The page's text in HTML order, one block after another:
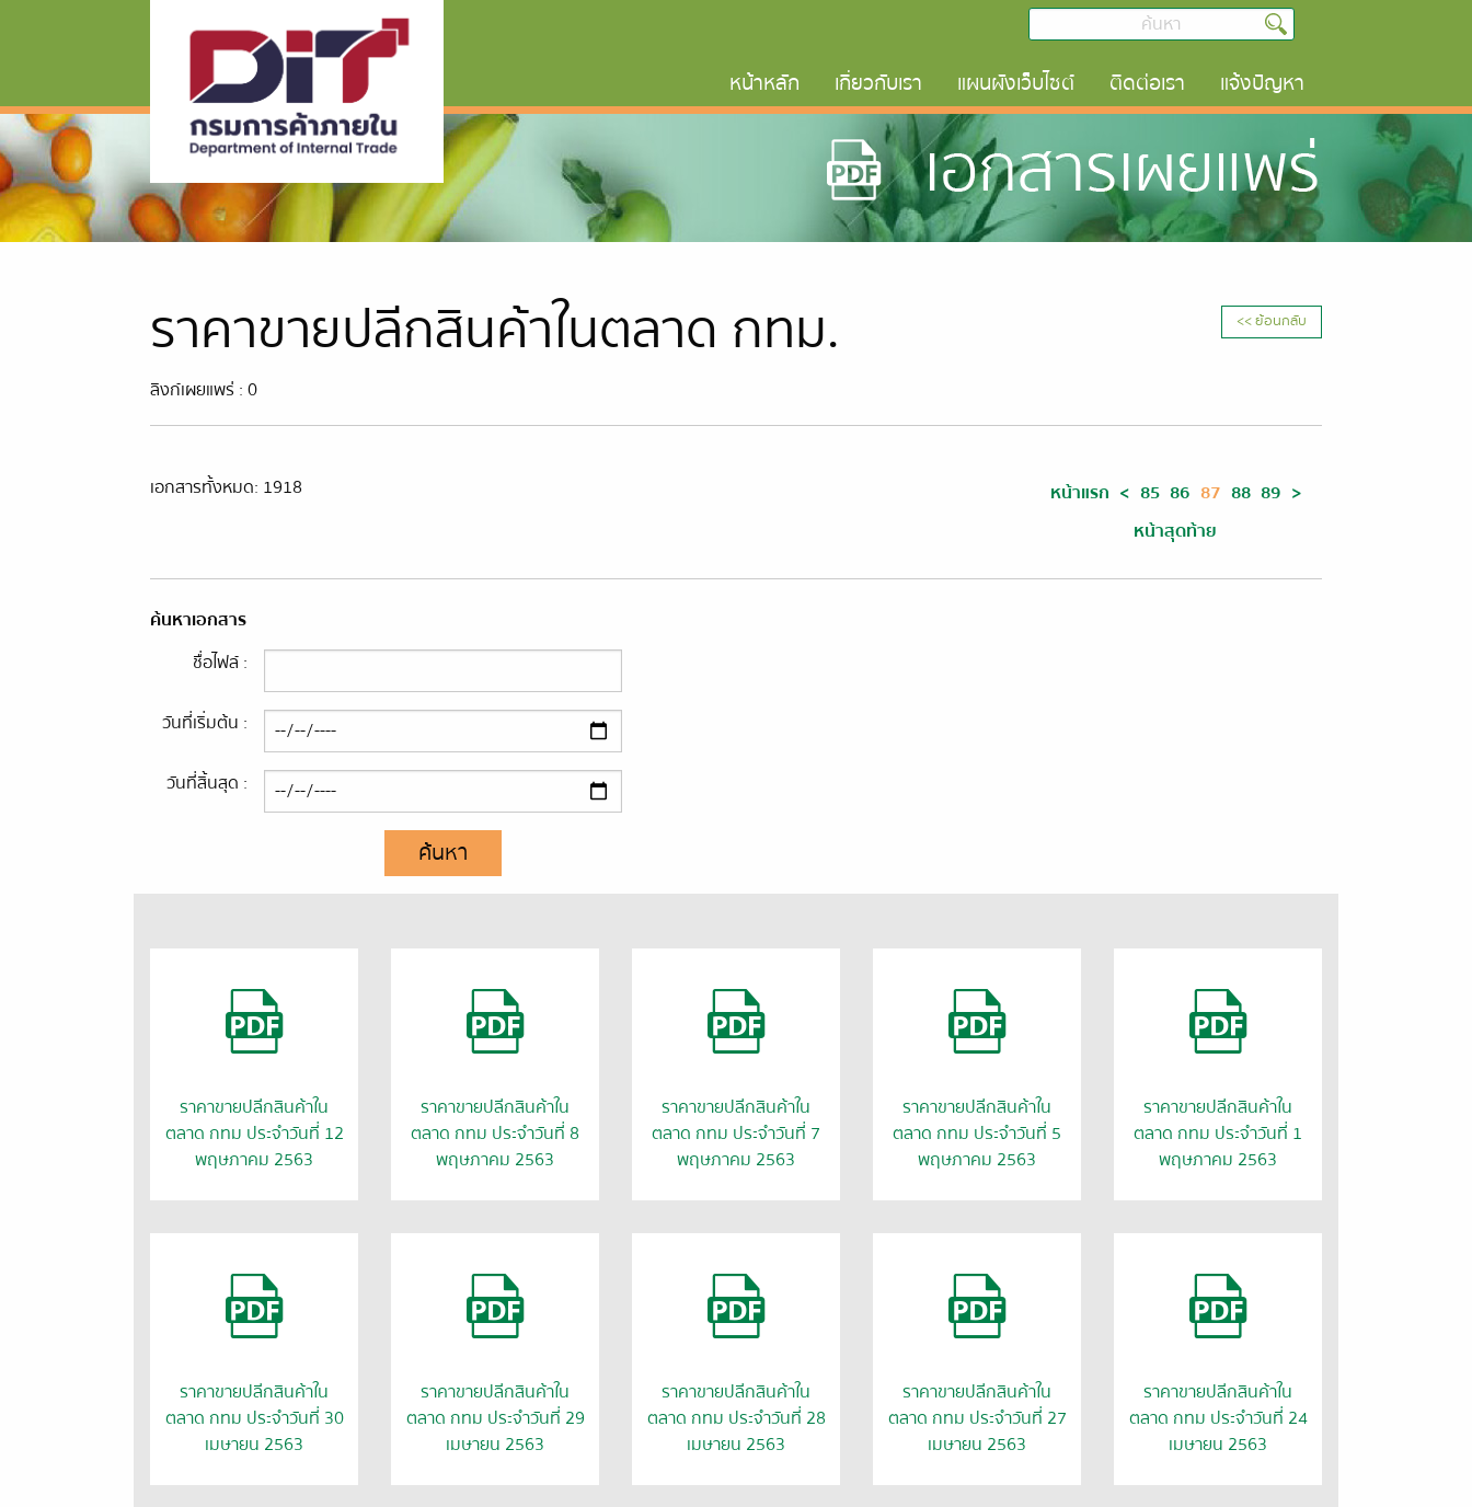
หน้าหลัก เกี่ยวกับเรา แผนผังเว็บไซต์ ติดต่อเรา แจ้งปัญหา
ราคาขายปลีกสินค้าในตลาด กทม. << ย้อนกลับ
ลิงก์เผยแพร่ : 0
เอกสารทั้งหมด: 1918 หน้าแรก < 85 86 87 88 89 >
หน้าสุดท้าย
ค้นหาเอกสาร
ชื่อไฟล์ :
วันที่เริ่มต้น :
วันที่สิ้นสุด :
ค้นหา
ราคาขายปลีกสินค้าใน
ตลาด กทม ประจำวันที่ 12
พฤษภาคม 2563
ราคาขายปลีกสินค้าใน
ตลาด กทม ประจำวันที่ 8
พฤษภาคม 2563
ราคาขายปลีกสินค้าใน
ตลาด กทม ประจำวันที่ 7
พฤษภาคม 2563
ราคาขายปลีกสินค้าใน
ตลาด กทม ประจำวันที่ 5
พฤษภาคม 2563
ราคาขายปลีกสินค้าใน
ตลาด กทม ประจำวันที่ 1
พฤษภาคม 2563
ราคาขายปลีกสินค้าใน
ตลาด กทม ประจำวันที่ 30
เมษายน 2563
ราคาขายปลีกสินค้าใน
ตลาด กทม ประจำวันที่ 29
เมษายน 2563
ราคาขายปลีกสินค้าใน
ตลาด กทม ประจำวันที่ 28
เมษายน 2563
ราคาขายปลีกสินค้าใน
ตลาด กทม ประจำวันที่ 27
เมษายน 2563
ราคาขายปลีกสินค้าใน
ตลาด กทม ประจำวันที่ 24
เมษายน 2563